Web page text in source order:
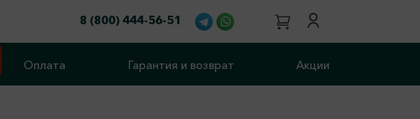
8 (800) 444-56-51
Оплата Гарантия и возврат Акции